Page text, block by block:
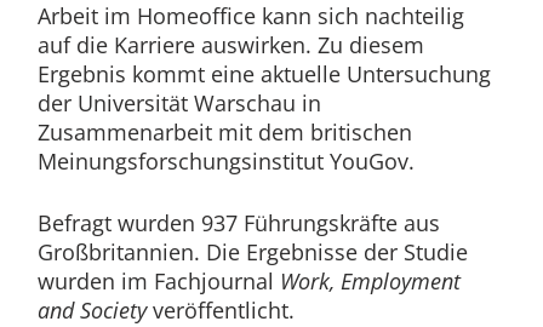
Arbeit im Homeoffice kann sich nachteilig
auf die Karriere auswirken. Zu diesem
Ergebnis kommt eine aktuelle Untersuchung
der Universität Warschau in
Zusammenarbeit mit dem britischen
Meinungsforschungsinstitut YouGov.
Befragt wurden 937 Führungskräfte aus
Großbritannien. Die Ergebnisse der Studie
wurden im Fachjournal Work, Employment
and Societyveröffentlicht.